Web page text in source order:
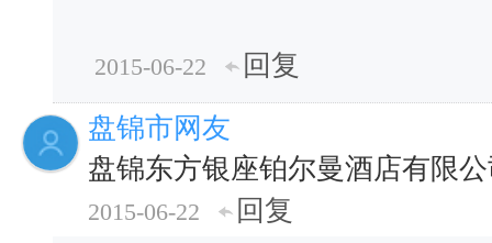
2015-06-22
回复
盘锦市网友
盘锦东方银座铂尔曼酒店有限
2015-06-22
回复